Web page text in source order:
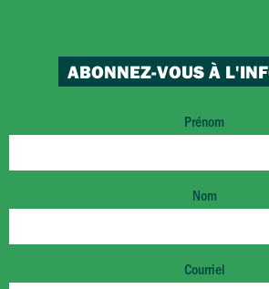
ABONNEZ-VOUS À
Prénom
Nom
Courriel